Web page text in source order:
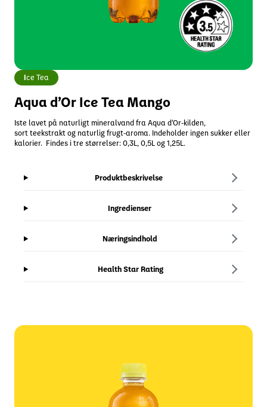
Ice Tea
Aqua d’Or Ice Tea Mango
Iste lavet på naturligt mineralvand fra Aqua d’Or-kilden,
sort teekstrakt og naturlig frugt-aroma. Indeholder ingen sukker eller
kalorier. Findes i tre størrelser: 0,3L, 0,5L og 1,25L.
Produktbeskrivelse
Ingredienser
Næringsindhold
Health Star Rating